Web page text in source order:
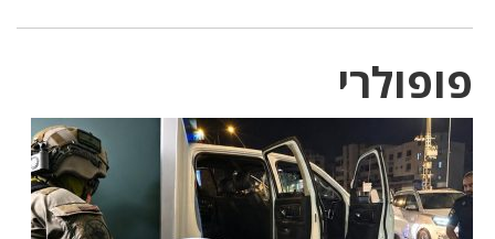
פופולרי